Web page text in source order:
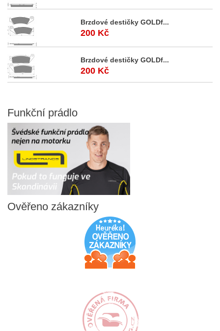
Brzdové destičky GOLDf...
200 Kč
Brzdové destičky GOLDf...
200 Kč
Funkční prádlo
Ověřeno zákazníky